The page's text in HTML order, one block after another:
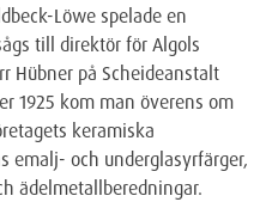
Löwe spelade en
till direktör för Algols
Hübner på Scheideanstalt
1925 kom man överens om
keramiska
emalj- och underglasyrfärger,
ädelmetallberedningar.